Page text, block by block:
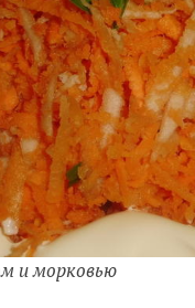
и морковью